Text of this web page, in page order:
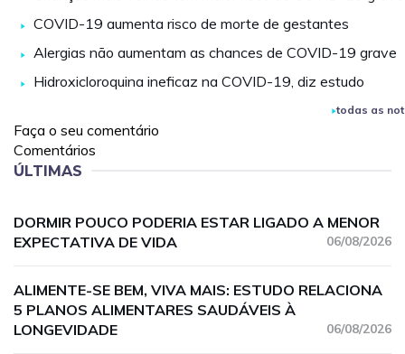
COVID-19 aumenta risco de morte de gestantes
Alergias não aumentam as chances de COVID-19 grave
Hidroxicloroquina ineficaz na COVID-19, diz estudo
todas as
Faça o seu comentário
Comentários
ÚLTIMAS
DORMIR POUCO PODERIA ESTAR LIGADO A MENOR
EXPECTATIVA DE VIDA
06/08/2026
ALIMENTE-SE BEM, VIVA MAIS: ESTUDO RELACIONA
5 PLANOS ALIMENTARES SAUDÁVEIS À
LONGEVIDADE
06/08/2026